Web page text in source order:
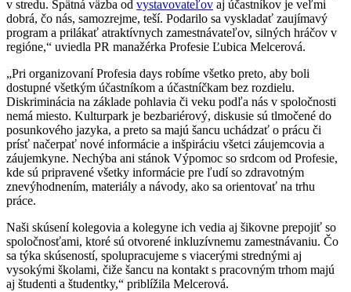
v stredu. Spätná väzba od vystavovateľov aj účastníkov je veľmi
dobrá, čo nás, samozrejme, teší. Podarilo sa vyskladať zaujímavý
program a prilákať atraktívnych zamestnávateľov, silných hráčov v
regióne,“ uviedla PR manažérka Profesie Ľubica Melcerová.
„Pri organizovaní Profesia days robíme všetko preto, aby boli
dostupné všetkým účastníkom a účastníčkam bez rozdielu.
Diskriminácia na základe pohlavia či veku podľa nás v spoločnosti
nemá miesto. Kulturpark je bezbariérový, diskusie sú tlmočené do
posunkového jazyka, a preto sa majú šancu uchádzať o prácu či
prísť načerpať nové informácie a inšpiráciu všetci záujemcovia a
záujemkyne. Nechýba ani stánok Výpomoc so srdcom od Profesie,
kde sú pripravené všetky informácie pre ľudí so zdravotným
znevýhodnením, materiály a návody, ako sa orientovať na trhu
práce.
Naši skúsení kolegovia a kolegyne ich vedia aj šikovne prepojiť so
spoločnosťami, ktoré sú otvorené inkluzívnemu zamestnávaniu. Čo
sa týka skúseností, spolupracujeme s viacerými strednými aj
vysokými školami, čiže šancu na kontakt s pracovným trhom majú
aj študenti a študentky,“ priblížila Melcerová.